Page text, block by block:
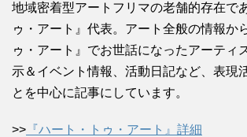
地域密着型アートフリマの老舗的存在で
ゥ・アート』代表。アート全般の情報か
ゥ・アート』でお世話になったアーティ
示＆イベント情報、活動日記など、表現
とを中心に記事にしています。
>> 『ハート・トゥ・アート』詳細